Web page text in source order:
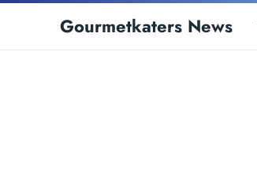
Gourmetkaters News